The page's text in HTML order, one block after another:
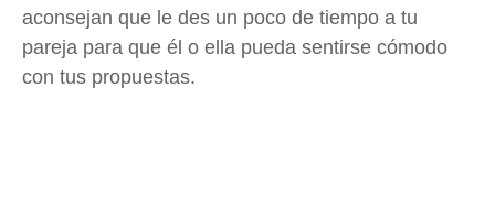
aconsejan que le des un poco de tiempo a tu
pareja para que él o ella pueda sentirse cómodo
con tus propuestas.